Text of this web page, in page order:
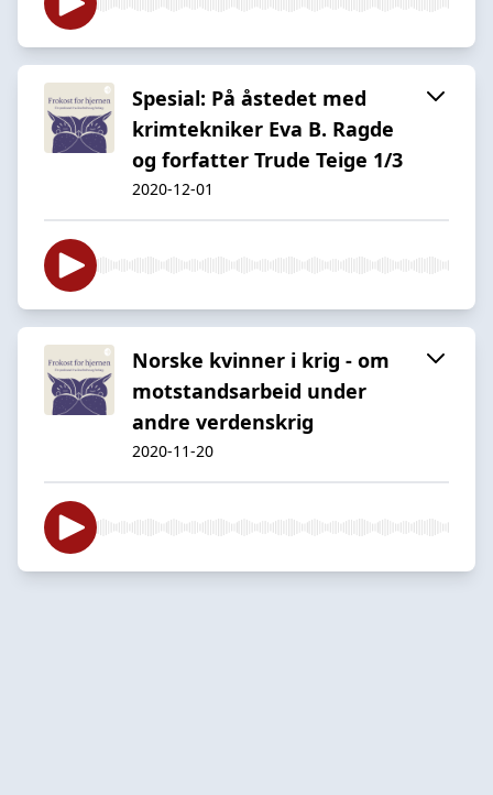
Spesial: På åstedet med
krimtekniker Eva B. Ragde
og forfatter Trude Teige 1/3
2020-12-01
Norske kvinner i krig - om
motstandsarbeid under
andre verdenskrig
2020-11-20